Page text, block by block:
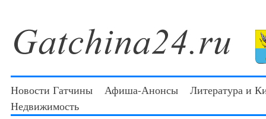
Новости Гатчины Афиша-Анонсы
Литература и
Недвижимость